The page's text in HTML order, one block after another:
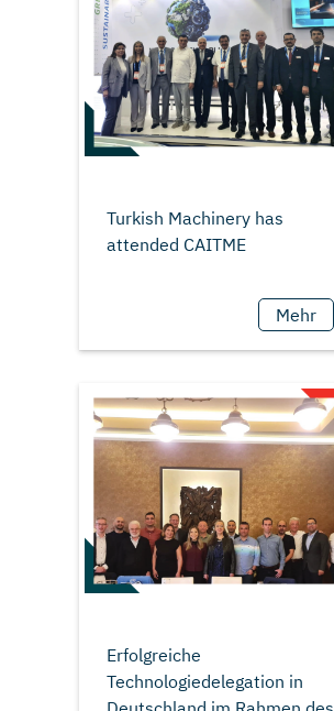
​Turkish Machinery has
Mehr
Erfolgreiche
Technologiedelegation in